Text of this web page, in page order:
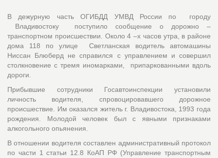
В дежурную часть ОГИБДД УМВД России по городу
Владивостоку поступило сообщение о дорожно –
транспортном происшествии. Около 4 –х часов утра, в районе
дома 118 по улице Светланская водитель автомашины
Ниссан Блюберд не справился с управлением и совершил
столкновение с тремя иномарками, припаркованными вдоль
дороги.
Прибывшие сотрудники Госавтоинспекции установили
личность водителя, спровоцировавшего дорожное
происшествие. Им оказался житель г. Владивостока, 1993 года
рождения. Молодой человек был с явными признаками
алкогольного опьянения.
В отношении водителя составлен административный протокол
по части 1 статьи 12.8 КоАП РФ (Управление транспортным